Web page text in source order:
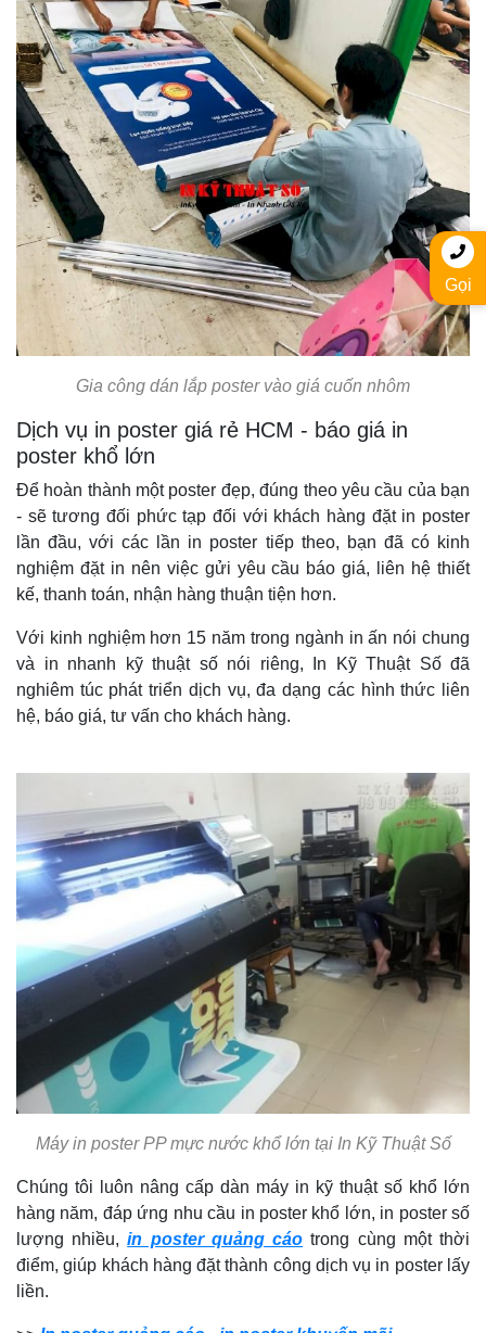
Gia công dán lắp poster vào giá cuốn nhôm
Dịch vụ in poster giá rẻ HCM - báo giá in
poster khổ lớn
Để hoàn thành một poster đẹp, đúng theo yêu cầu của bạn
- sẽ tương đối phức tạp đối với khách hàng đặt in poster
lần đầu, với các lần in poster tiếp theo, bạn đã có kinh
nghiệm đặt in nên việc gửi yêu cầu báo giá, liên hệ thiết
kế, thanh toán, nhận hàng thuận tiện hơn.
Với kinh nghiệm hơn 15 năm trong ngành in ấn nói chung
và in nhanh kỹ thuật số nói riêng, In Kỹ Thuật Số đã
nghiêm túc phát triển dịch vụ, đa dạng các hình thức liên
hệ, báo giá, tư vấn cho khách hàng.
Máy in poster PP mực nước khổ lớn tại In Kỹ Thuật Số
Chúng tôi luôn nâng cấp dàn máy in kỹ thuật số khổ lớn
hàng năm, đáp ứng nhu cầu in poster khổ lớn, in poster số
lượng nhiều,in poster quảng cáo trong cùng một thời
điểm, giúp khách hàng đặt thành công dịch vụ in poster lấy
liền.
Gọi